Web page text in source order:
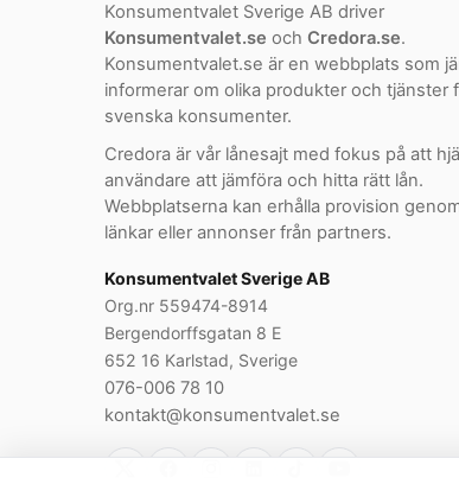
Konsumentvalet Sverige AB driver
Konsumentvalet.se och Credora.se.
Konsumentvalet.se är en webbplats som
informerar om olika produkter och tjänster
svenska konsumenter.
Credora är vår lånesajt med fokus på att
användare att jämföra och hitta rätt lån.
Webbplatserna kan erhålla provision
länkar eller annonser från partners.
Konsumentvalet Sverige AB
Org.nr 559474-8914
Bergendorffsgatan 8 E
652 16 Karlstad, Sverige
076-006 78 10
kontakt@konsumentvalet.se